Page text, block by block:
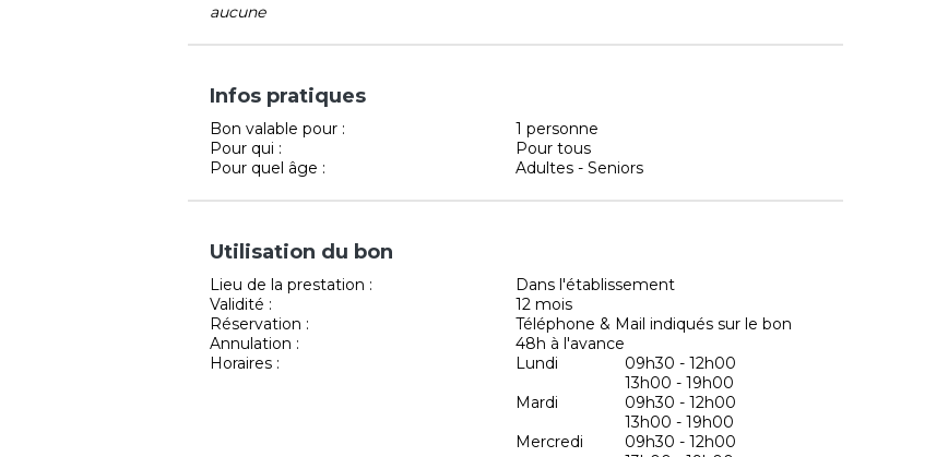
aucune
Infos pratiques
Bon valable pour :
1 personne
Pour qui :
Pour tous
Pour quel âge :
Adultes - Seniors
Utilisation du bon
Lieu de la prestation :
Dans l'établissement
Validité :
12 mois
Réservation :
Téléphone & Mail indiqués sur le bon
Annulation :
48h à l'avance
Horaires :
Lundi
09h30 - 12h00
13h00 - 19h00
Mardi
09h30 - 12h00
13h00 - 19h00
Mercredi
09h30 - 12h00